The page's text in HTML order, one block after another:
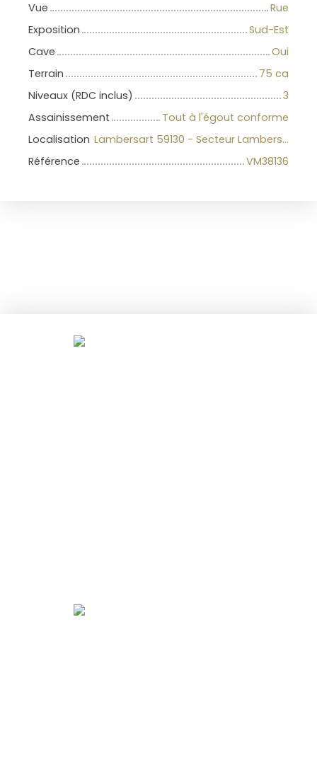
Vue
Rue
Exposition
Sud-Est
Cave
Oui
Terrain
75 ca
Niveaux (RDC inclus)
3
Assainissement
Tout à l'égout conforme
Localisation
Lambersart 59130 - Secteur Lambersart
Référence
VM38136